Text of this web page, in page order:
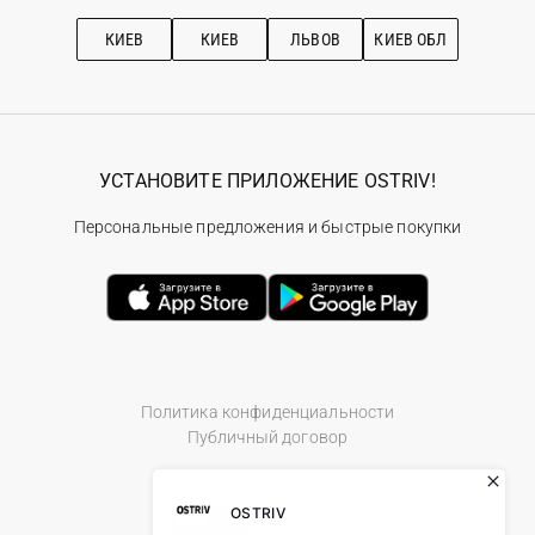
Рекомендации по уходу
КИЕВ КИЕВ ЛЬВОВ КИЕВ ОБЛ
Политика конфиденциальности
Публичный договор
УСТАНОВИТЕ ПРИЛОЖЕНИЕ OSTRIV!
Персональные предложения и быстрые покупки